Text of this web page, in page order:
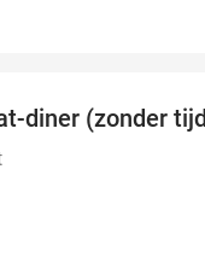
diner (zonder